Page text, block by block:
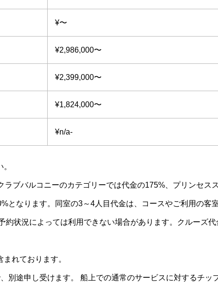
¥〜
¥2,986,000〜
¥2,399,000〜
¥1,824,000〜
¥n/a-
ブバルコニーのカテゴリーでは代金の175%、プリンセス
となります。同室の3～4人目代金は、コースやご利用の客
状況によっては利用できない場合があります。クルーズ代
れております。
別途申し受けます。 船上での通常のサービスに対するチッ